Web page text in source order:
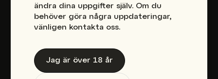
ändra dina uppgifter själv. Om du
behöver göra några uppdateringar,
vänligen kontakta oss.
Jag är över 18 år
Sveavägen 96 Stockholm
Frågor?
Kontakta oss